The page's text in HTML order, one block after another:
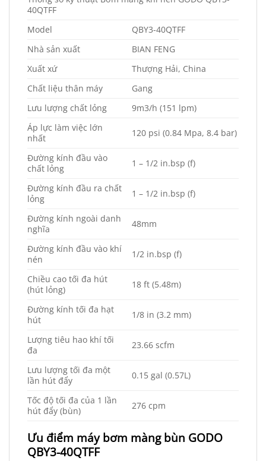
40QTFF
Model
QBY3-40QTFF
Nhà sản xuất
BIAN FENG
Xuất xứ
Thượng Hải, China
Chất liệu thân máy
Gang
Lưu lượng chất lỏng
9m3/h (151 lpm)
Áp lực làm việc lớn
nhất
120 psi (0.84 Mpa, 8.4 bar)
Đường kính đầu vào
chất lỏng
1 – 1/2 in.bsp (f)
Đường kính đầu ra chất
lỏng
1 – 1/2 in.bsp (f)
Đường kính ngoài danh
nghĩa
48mm
Đường kính đầu vào khí
nén
1/2 in.bsp (f)
Chiều cao tối đa hút
(hút lỏng)
18 ft (5.48m)
Đường kính tối đa hạt
hút
1/8 in (3.2 mm)
Lượng tiêu hao khí tối
đa
23.66 scfm
Lưu lượng tối đa một
lần hút đẩy
0.15 gal (0.57L)
Tốc độ tối đa của 1 lần
hút đẩy (bùn)
276 cpm
Ưu điểm máy bơm màng bùn GODO
QBY3-40QTFF